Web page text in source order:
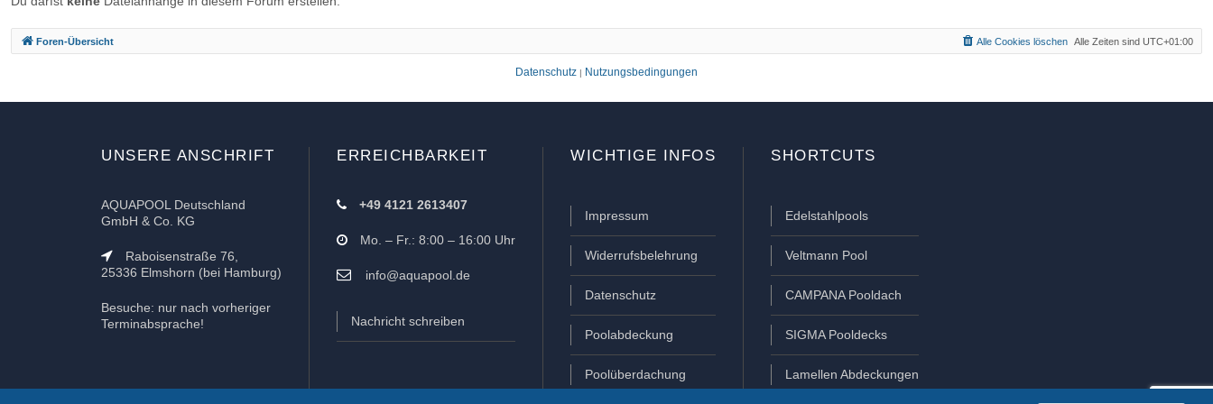
Foren-Übersicht Alle Zeiten sind UTC+01:00
Alle Cookies löschen
Datenschutz | Nutzungsbedingungen
UNSERE ANSCHRIFT
AQUAPOOL Deutschland
GmbH & Co. KG
Raboisenstraße 76,
25336 Elmshorn (bei Hamburg)
Besuche: nur nach vorheriger
Terminabsprache!
ERREICHBARKEIT
+49 4121 2613407
Mo. – Fr.: 8:00 – 16:00 Uhr
info@aquapool.de
Nachricht schreiben
WICHTIGE INFOS
Impressum
Widerrufsbelehrung
Datenschutz
Poolabdeckung
Poolüberdachung
SHORTCUTS
Edelstahlpools
Veltmann Pool
CAMPANA Pooldach
SIGMA Pooldecks
Lamellen Abdeckungen